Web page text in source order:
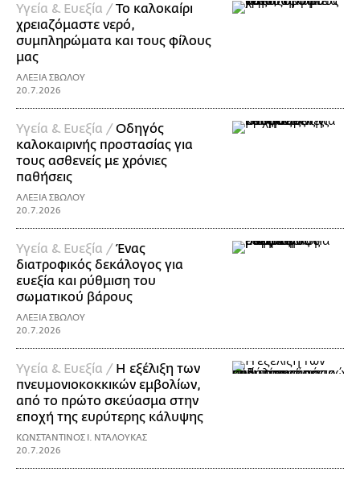
Υγεία & Ευεξία /Το καλοκαίρι
χρειαζόμαστε νερό,
συμπληρώματα και τους φίλους
μας
ΑΛΕΞΙΑ ΣΒΩΛΟΥ
20.7.2026
Υγεία & Ευεξία /Οδηγός
καλοκαιρινής προστασίας για
τους ασθενείς με χρόνιες
παθήσεις
ΑΛΕΞΙΑ ΣΒΩΛΟΥ
20.7.2026
Υγεία & Ευεξία /Ένας
διατροφικός δεκάλογος για
ευεξία και ρύθμιση του
σωματικού βάρους
ΑΛΕΞΙΑ ΣΒΩΛΟΥ
20.7.2026
Υγεία & Ευεξία / Η εξέλιξη των
πνευμονιοκοκκικών εμβολίων,
από το πρώτο σκεύασμα στην
εποχή της ευρύτερης κάλυψης
ΚΩΝΣΤΑΝΤΙΝΟΣ Ι. ΝΤΑΛΟΥΚΑΣ
20.7.2026